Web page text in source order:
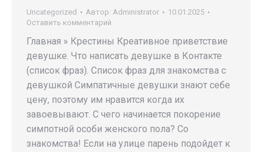
Uncategorized Автор: Administrator
10.01.2025
Оставить комментарий
Главная » Крестины Креативное приветствие
девушке. Что написать девушке в Контакте
(список фраз). Список фраз для знакомства с
девушкой Симпатичные девушки знают себе
цену, поэтому им нравится когда их
завоевывают. С чего начинается покорение
симпотной особи женского пола? Со
знакомства! Если на улице парень подойдет к